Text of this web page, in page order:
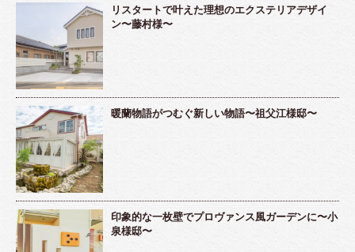
リスタートで叶えた理想のエクステリアデザイ
ン〜藤村様〜
暖蘭物語がつむぐ新しい物語〜祖父江様邸〜
印象的な一枚壁でプロヴァンス風ガーデンに〜小
泉様邸〜